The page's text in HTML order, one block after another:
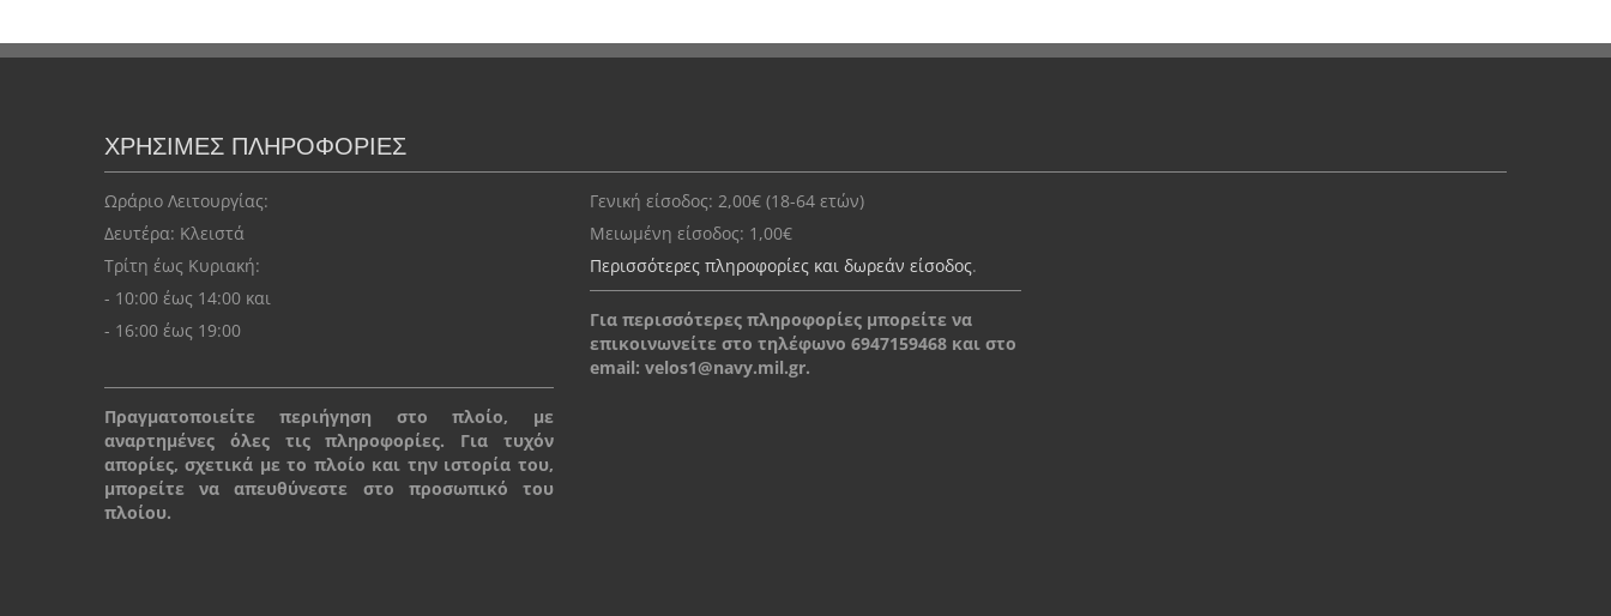
ΧΡΗΣΙΜΕΣ ΠΛΗΡΟΦΟΡΙΕΣ
Ωράριο Λειτουργίας:
Δευτέρα: Kλειστά
Τρίτη έως Κυριακή:
- 10:00 έως 14:00 και
- 16:00 έως 19:00
Πραγματοποιείτε περιήγηση στο πλοίο, με
αναρτημένες όλες τις πληροφορίες. Για τυχόν
απορίες, σχετικά με το πλοίο και την ιστορία του,
μπορείτε να απευθύνεστε στο προσωπικό του
πλοίου.
Γενική είσοδος: 2,00€ (18-64 ετών)
Μειωμένη είσοδος: 1,00€
Περισσότερες πληροφορίες και δωρεάν είσοδος.
Για περισσότερες πληροφορίες μπορείτε να
επικοινωνείτε στο τηλέφωνο 6947159468 και στο
email: velos1@navy.mil.gr.